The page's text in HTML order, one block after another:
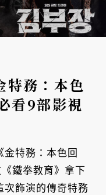
務：本色
看9部影視
特務：本色回
鐵拳教育》拿下
次飾演的傳奇特務